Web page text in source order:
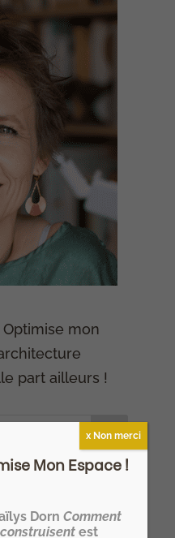
mon
part ailleurs !
l’optimisation
!
Mon Espace !
Dorn Comment
est
x Non merci